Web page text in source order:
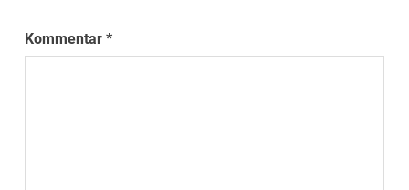
Kommentar*